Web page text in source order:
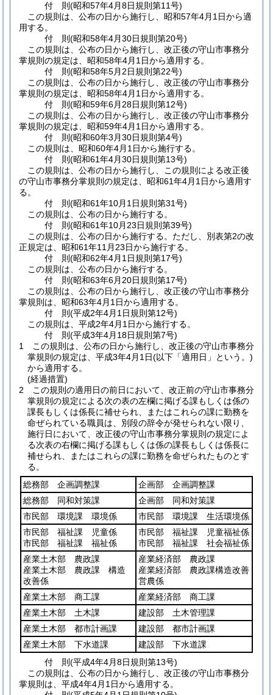
付 則(昭和57年4月8日規則第11号)
この規則は、公布の日から施行し、昭和57年4月1日から適
用する。
付 則(昭和58年4月30日規則第20号)
この規則は、公布の日から施行し、改正後の守山市事務分
掌規則の規定は、昭和58年4月1日から適用する。
付 則(昭和58年5月2日規則第22号)
この規則は、公布の日から施行し、改正後の守山市事務分
掌規則の規定は、昭和58年4月1日から適用する。
付 則(昭和59年6月28日規則第12号)
この規則は、公布の日から施行し、改正後の守山市事務分
掌規則の規定は、昭和59年4月1日から適用する。
付 則(昭和60年3月30日規則第4号)
この規則は、昭和60年4月1日から施行する。
付 則(昭和61年4月30日規則第13号)
この規則は、公布の日から施行し、この規則による改正後
の守山市事務分掌規則の規定は、昭和61年4月1日から適用す
る。
付 則(昭和61年10月1日規則第31号)
この規則は、公布の日から施行する。
付 則(昭和61年10月23日規則第39号)
この規則は、公布の日から施行する。 ただし、別表第2の改
正規定は、昭和61年11月23日から施行する。
付 則(昭和62年4月1日規則第17号)
この規則は、公布の日から施行する。
付 則(昭和63年6月20日規則第17号)
この規則は、公布の日から施行し、改正後の守山市事務分
掌規則は、昭和63年4月1日から適用する。
付 則(平成2年4月1日規則第12号)
この規則は、平成2年4月1日から施行する。
付 則(平成3年4月18日規則第7号)
1
この規則は、公布の日から施行し、改正後の守山市事務分
掌規則の規定は、平成3年4月1日(以下「適用日」という。)
から適用する。
(経過措置)
2
この規則の適用日の前日において、改正前の守山市事務分
掌規則の規定による次の表の左欄に掲げる課もしくは係の
課長もしくは係長に補せられ、またはこれらの課に勤務を
命ぜられている職員は、別段の辞令が発せられない限り、
施行日において、改正後の守山市事務分掌規則の規定によ
る次表の右欄に掲げる課もしくは係の課長もしくは係長に
補せられ、またはこれらの課に勤務を命ぜられたものとす
る。
総務部 企画調整課
企画部 企画調整課
総務部 同和対策課
企画部 同和対策課
市民部 環境課 環境係
市民部 環境課 生活環境係
市民部 福祉課 児童係
市民部 福祉課 福祉係
市民部 福祉課 児童福祉係
市民部 福祉課 社会福祉係
産業土木部 農政課
産業土木部 農政課 構造
改善係
産業経済部 農政課
産業経済部 農政課構造改善
営農係
産業土木部 商工課
産業経済部 商工課
産業土木部 土木課
建設部 土木管理課
産業土木部 都市計画課
建設部 都市計画課
産業土木部 下水道課
建設部 下水道課
付 則(平成4年4月8日規則第13号)
この規則は、公布の日から施行し、改正後の守山市事務分
掌規則は、平成4年4月1日から適用する。